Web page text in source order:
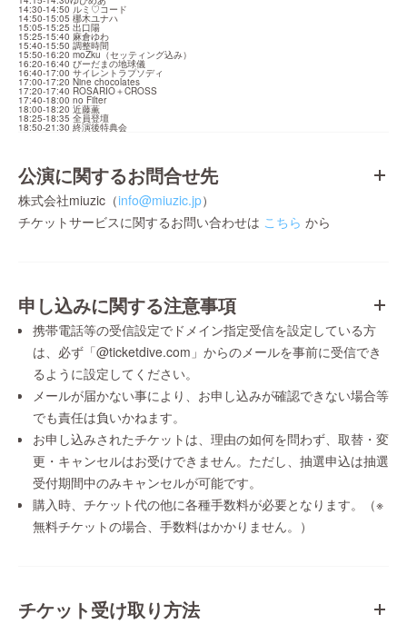
14:30-14:50 ルミ♡コード
14:50-15:05 梛木ユナハ
15:05-15:25 出口陽
15:25-15:40 麻倉ゆわ
15:40-15:50 調整時間
15:50-16:20 moZku（セッティング込み）
16:20-16:40 びーだまの地球儀
16:40-17:00 サイレントラプソディ
17:00-17:20 Nine chocolates
17:20-17:40 ROSARIO＋CROSS
17:40-18:00 no Filter
18:00-18:20 近藤薫
18:25-18:35 全員登壇
18:50-21:30 終演後特典会
公演に関するお問合せ先
株式会社miuzic（info@miuzic.jp）
チケットサービスに関するお問い合わせは こちら から
申し込みに関する注意事項
携帯電話等の受信設定でドメイン指定受信を設定している方
は、必ず「@ticketdive.com」からのメールを事前に受信でき
るように設定してください。
メールが届かない事により、お申し込みが確認できない場合等
でも責任は負いかねます。
お申し込みされたチケットは、理由の如何を問わず、取替・変
更・キャンセルはお受けできません。ただし、抽選申込は抽選
受付期間中のみキャンセルが可能です。
購入時、チケット代の他に各種手数料が必要となります。（※
無料チケットの場合、手数料はかかりません。）
チケット受け取り方法